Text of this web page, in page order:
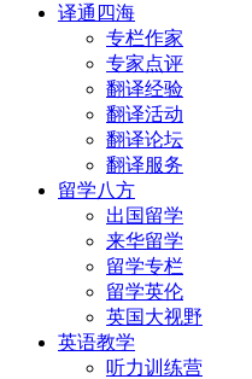
译通四海
专栏作家
专家点评
翻译经验
翻译活动
翻译论坛
翻译服务
留学八方
出国留学
来华留学
留学专栏
留学英伦
英国大视野
英语教学
听力训练营